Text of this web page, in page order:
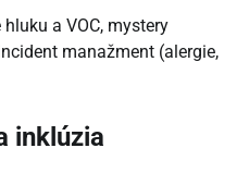
a VOC, mystery
manažment (alergie,
inklúzia